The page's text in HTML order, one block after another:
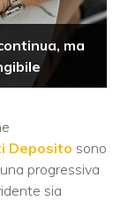
ma
Deposito sono
progressiva
sia